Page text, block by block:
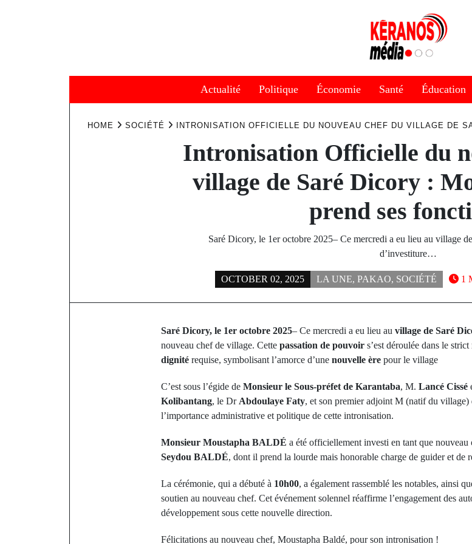
Actualité Politique Économie Santé Éducation
HOME SOCIÉTÉ INTRONISATION OFFICIELLE DU NOUVEAU CHEF DU VILLAGE DE
Intronisation Officielle du
village de Saré Dicory :
prend ses
Saré Dicory, le 1er octobre 2025– Ce mercredi a eu lieu au village
d’investiture…
OCTOBER 02, 2025 LA UNE, PAKAO, SOCIÉTÉ 1
Saré Dicory, le 1er octobre 2025– Ce mercredi a eu lieu au village de Saré
nouveau chef de village. Cette passation de pouvoir s’est déroulée dans le strict
dignité requise, symbolisant l’amorce d’une nouvelle ère pour le village
C’est sous l’égide de Monsieur le Sous-préfet de Karantaba, M. Lancé Cissé
Kolibantang, le Dr Abdoulaye Faty, et son premier adjoint M (natif du village)
l’importance administrative et politique de cette intronisation.
Monsieur Moustapha BALDÉ a été officiellement investi en tant que
Seydou BALDÉ, dont il prend la lourde mais honorable charge de guider et de
La cérémonie, qui a débuté à 10h00, a également rassemblé les notables, ainsi
soutien au nouveau chef. Cet événement solennel réaffirme l’engagement des
développement sous cette nouvelle direction.
Félicitations au nouveau chef, Moustapha Baldé, pour son intronisation !